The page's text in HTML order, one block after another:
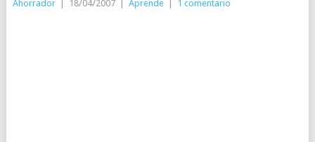
Ahorrador 18/04/2007 Aprende 1 comentario